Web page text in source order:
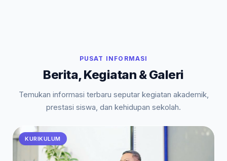
PUSAT INFORMASI
Berita, Kegiatan & Galeri
Temukan informasi terbaru seputar kegiatan akademik,
prestasi siswa, dan kehidupan sekolah.
KURIKULUM